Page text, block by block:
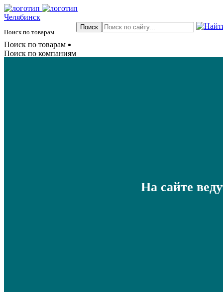
Челябинск
Поиск по товарам
Поиск по товарам
Поиск по компаниям
На сайте